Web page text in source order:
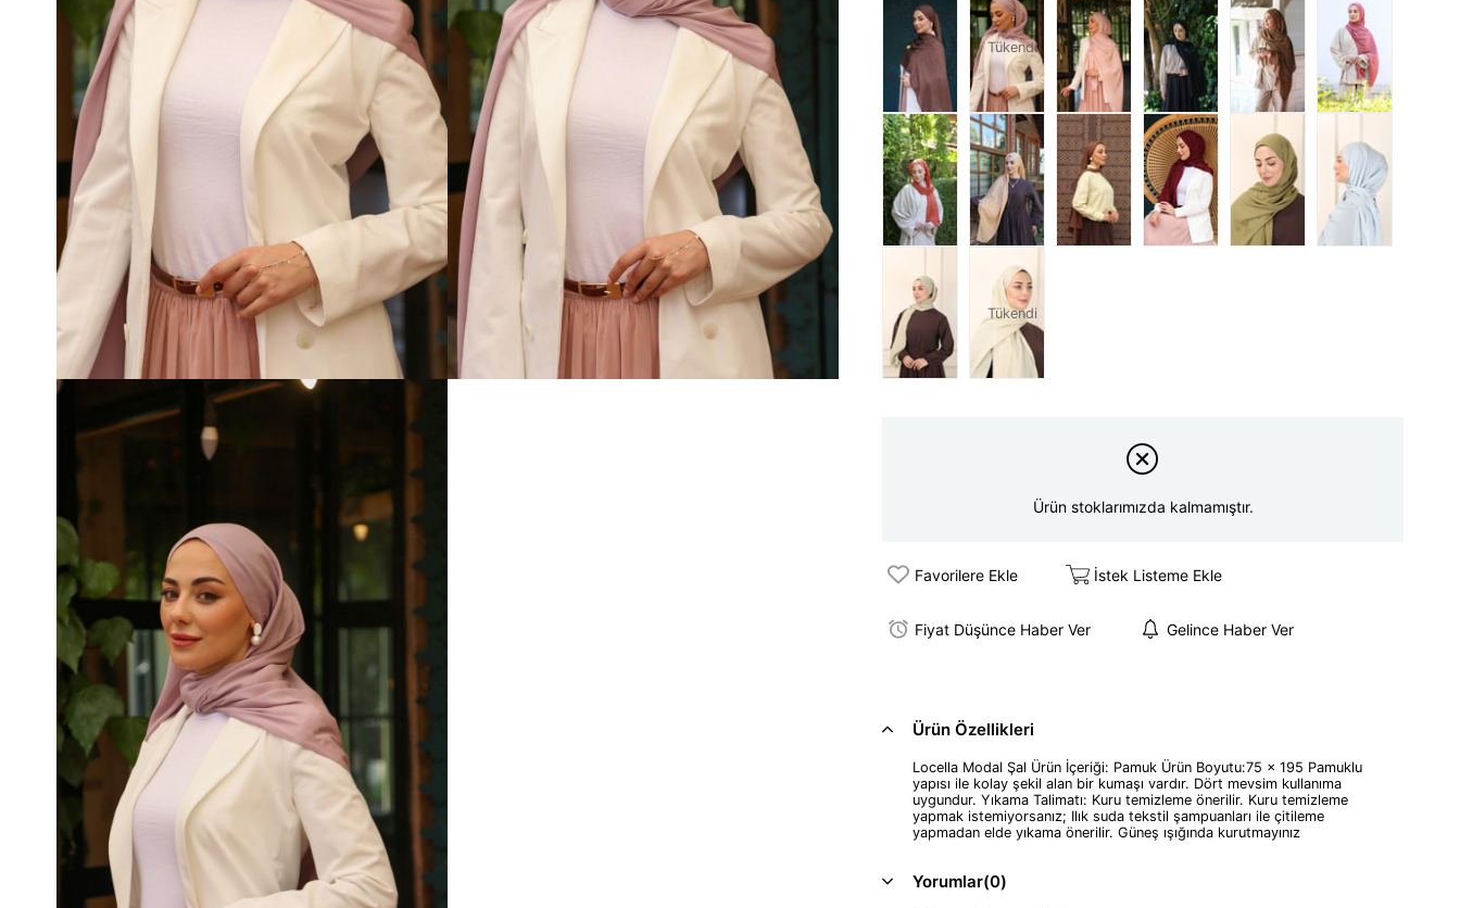
Tükendi
Tükendi
Ürün stoklarımızda kalmamıştır.
Favorilere Ekle İstek Listeme Ekle
Fiyat Düşünce Haber Ver Gelince Haber Ver
Ürün Özellikleri
Locella Modal Şal Ürün İçeriği: Pamuk Ürün Boyutu:75 x 195 Pamuklu
yapısı ile kolay şekil alan bir kumaşı vardır. Dört mevsim kullanıma
uygundur. Yıkama Talimatı: Kuru temizleme önerilir. Kuru temizleme
yapmak istemiyorsanız; Ilık suda tekstil şampuanları ile çitileme
yapmadan elde yıkama önerilir. Güneş ışığında kurutmayınız
Yorumlar(0)